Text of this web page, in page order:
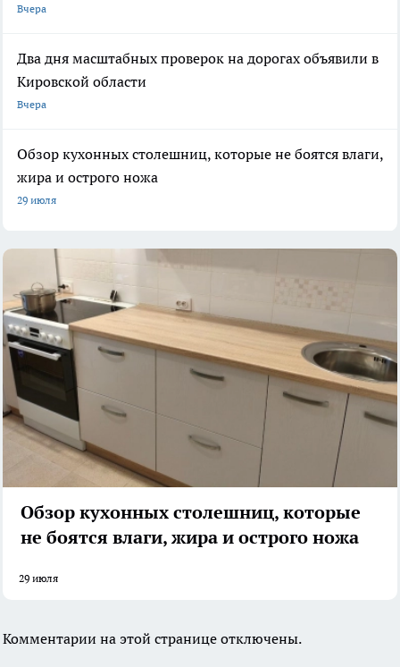
Вчера
Два дня масштабных проверок на дорогах объявили в
Кировской области
Вчера
Обзор кухонных столешниц, которые не боятся влаги,
жира и острого ножа
29 июля
Обзор кухонных столешниц, которые
не боятся влаги, жира и острого ножа
29 июля
Комментарии на этой странице отключены.